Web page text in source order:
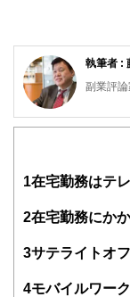
執筆者 :
副業評論
明治大学
ニング
「ローリ
時代を迎
1在宅勤務はテ
2在宅勤務にか
3サテライトオ
4モバイルワー